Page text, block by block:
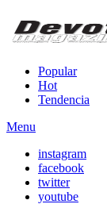
Popular
Hot
Tendencia
Menu
instagram
facebook
twitter
youtube